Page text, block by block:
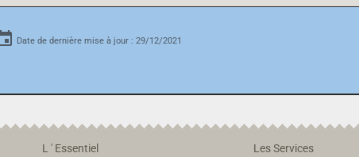
Date de dernière mise à jour : 29/12/2021
L ' Essentiel Les Services